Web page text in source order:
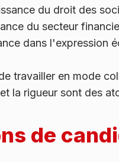
du droit des
du secteur
dans l'expression
travailler en mode
la rigueur sont des
de